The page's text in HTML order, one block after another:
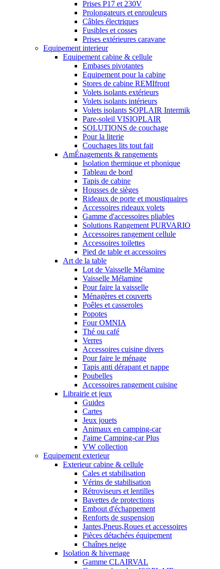
Prises P17 et 230V
Prolongateurs et enrouleurs
Câbles électriques
Fusibles et cosses
Prises extérieures caravane
Equipement interieur
Equipement cabine & cellule
Embases pivotantes
Equipement pour la cabine
Stores de cabine REMIfront
Volets isolants extérieurs
Volets isolants intérieurs
Volets isolants SOPLAIR Intermik
Pare-soleil VISIOPLAIR
SOLUTIONS de couchage
Pour la literie
Couchages lits tout fait
AmÉnagements & rangements
Isolation thermique et phonique
Tableau de bord
Tapis de cabine
Housses de sièges
Rideaux de porte et moustiquaires
Accessoires rideaux volets
Gamme d'accessoires pliables
Solutions Rangement PURVARIO
Accessoires rangement cellule
Accessoires toilettes
Pied de table et accessoires
Art de la table
Lot de Vaisselle Mélamine
Vaisselle Mélamine
Pour faire la vaisselle
Ménagères et couverts
Poêles et casseroles
Popotes
Four OMNIA
Thé ou café
Verres
Accessoires cuisine divers
Pour faire le ménage
Tapis anti dérapant et nappe
Poubelles
Accessoires rangement cuisine
Librairie et jeux
Guides
Cartes
Jeux jouets
Animaux en camping-car
J'aime Camping-car Plus
VW collection
Equipement exterieur
Exterieur cabine & cellule
Cales et stabilisation
Vérins de stabilisation
Rétroviseurs et lentilles
Bavettes de protections
Embout d'échappement
Renforts de suspension
Jantes,Pneus,Roues et accessoires
Pièces détachées équipement
Chaînes neige
Isolation & hivernage
Gamme CLAIRVAL